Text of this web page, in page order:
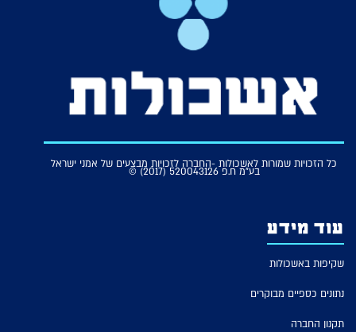
כל הזכויות שמורות לאשכולות -החברה לזכויות מבצעים של אמני ישראל
בע"מ ח.פ 520043126 (2017) ©
עוד מידע
שקיפות באשכולות
נתונים כספיים מבוקרים
תקנון החברה